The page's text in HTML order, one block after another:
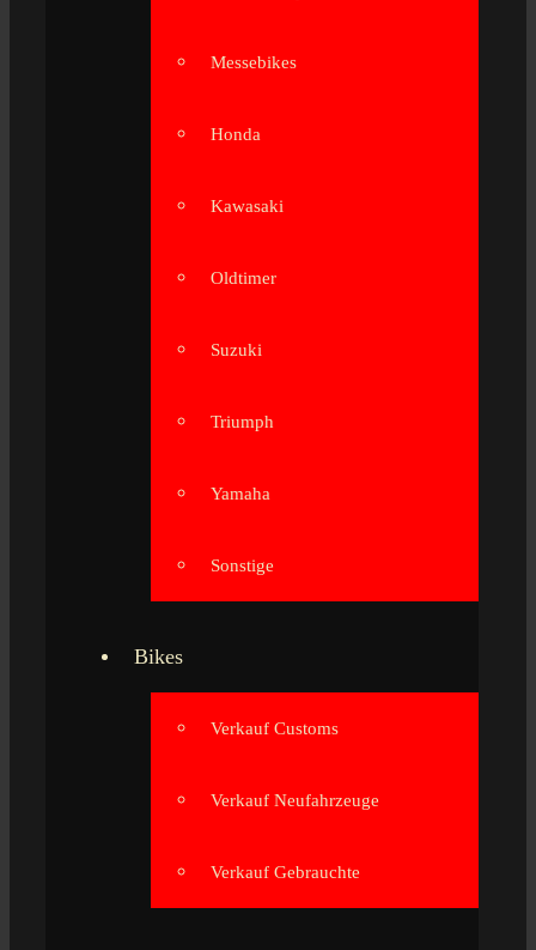
Messebikes
Honda
Kawasaki
Oldtimer
Suzuki
Triumph
Yamaha
Sonstige
Bikes
Verkauf Customs
Verkauf Neufahrzeuge
Verkauf Gebrauchte